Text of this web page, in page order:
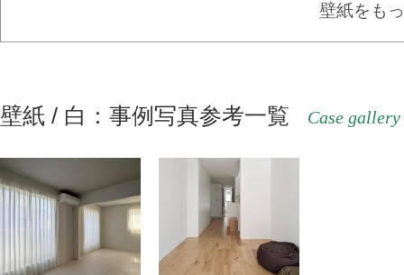
壁紙をも
壁紙 / 白：事例写真参考一覧 Case gallery